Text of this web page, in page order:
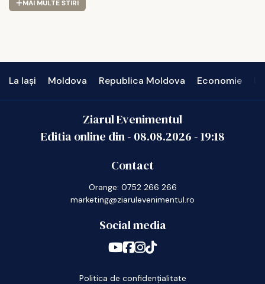
MAI MULTE STIRI
La Iași Moldova Republica Moldova Economie
Ziarul Evenimentul
Editia online din - 08.08.2026-19:18
Contact
Orange: 0752 266 266
marketing@ziarulevenimentul.ro
Social media
Politica de confidențialitate